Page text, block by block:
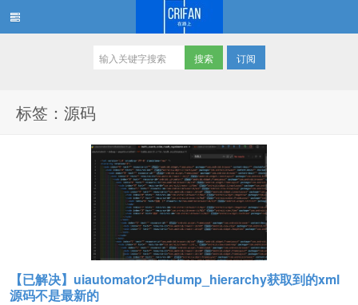
订阅
标签：源码
【已解决】uiautomator2中dump_hierarchy获取到的xml
源码不是最新的